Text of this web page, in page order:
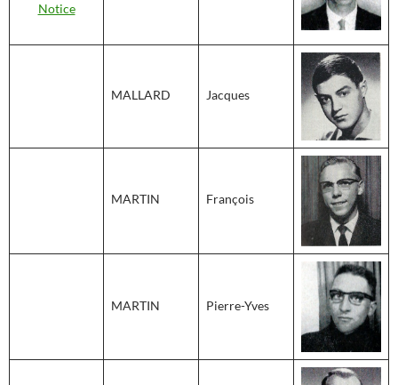
Notice
MALLARD Jacques
MARTIN François
MARTIN Pierre-Yves